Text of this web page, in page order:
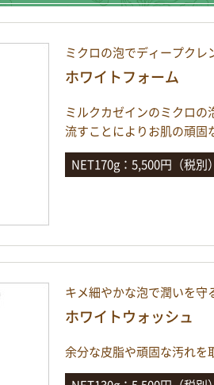
ミクロの泡でディープク
ホワイトフォーム
ミルクカゼインのミクロ
流すことによりお肌の頑固
NET170g：5,500円（税別）
キメ細やかな泡で潤いを守
ホワイトウォッシュ
余分な皮脂や頑固な汚れを